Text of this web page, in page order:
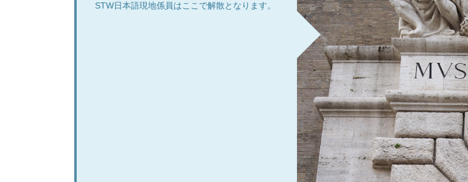
STW日本語現地係員はここで解散となります。